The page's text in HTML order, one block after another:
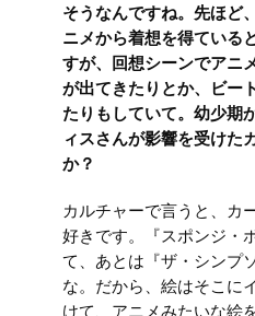
そうなんですね。先ほど
ニメから着想を得ている
すが、回想シーンでアニ
が出てきたりとか、ビー
たりもしていて。幼少期
ィスさんが影響を受けた
か？
カルチャーで言うと、カ
好きです。『スポンジ・
て、あとは『ザ・シンプ
な。だから、絵はそこに